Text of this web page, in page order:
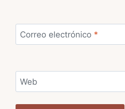
Correo electrónico *
Web